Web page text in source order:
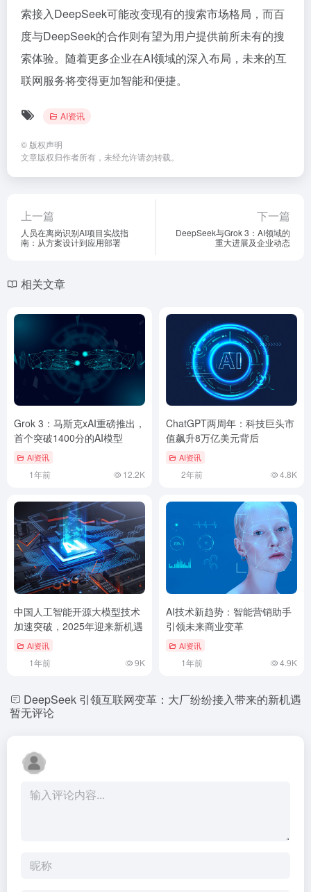
索接入DeepSeek可能改变现有的搜索市场格局，而百
度与DeepSeek的合作则有望为用户提供前所未有的搜
索体验。随着更多企业在AI领域的深入布局，未来的互
联网服务将变得更加智能和便捷。
AI资讯
© 版权声明
文章版权归作者所有，未经允许请勿转载。
上一篇
人员在离岗识别AI项目实战指
南：从方案设计到应用部署
下一篇
DeepSeek与Grok 3：AI领域的
重大进展及企业动态
相关文章
Grok 3：马斯克xAI重磅推出，
首个突破1400分的AI模型
AI资讯
1年前 12.2K
ChatGPT两周年：科技巨头市
值飙升8万亿美元背后
AI资讯
2年前 4.8K
中国人工智能开源大模型技术
加速突破，2025年迎来新机遇
AI资讯
1年前 9K
AI技术新趋势：智能营销助手
引领未来商业变革
AI资讯
1年前 4.9K
DeepSeek 引领互联网变革：大厂纷纷接入带来的新机遇
暂无评论